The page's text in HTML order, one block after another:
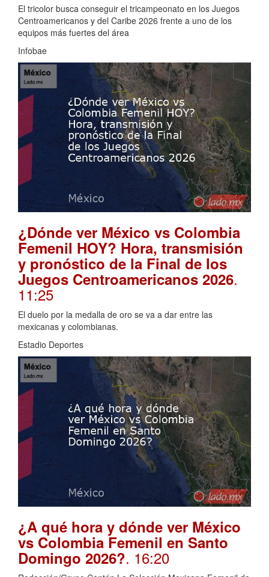
El tricolor busca conseguir el tricampeonato en los Juegos
Centroamericanos y del Caribe 2026 frente a uno de los
equipos más fuertes del área
Infobae
¿Dónde ver México vs Colombia
Femenil HOY? Hora, transmisión
y pronóstico de la Final de los
Juegos Centroamericanos 2026.
11:25
El duelo por la medalla de oro se va a dar entre las
mexicanas y colombianas.
Estadio Deportes
¿A qué hora y dónde ver México
vs Colombia Femenil en Santo
Domingo 2026?. 16:20